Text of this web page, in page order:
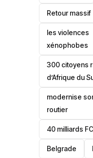
Retour massif
les violences
xénophobes
300 citoyens
d’Afrique du
modernise
routier
40 milliards
Belgrade